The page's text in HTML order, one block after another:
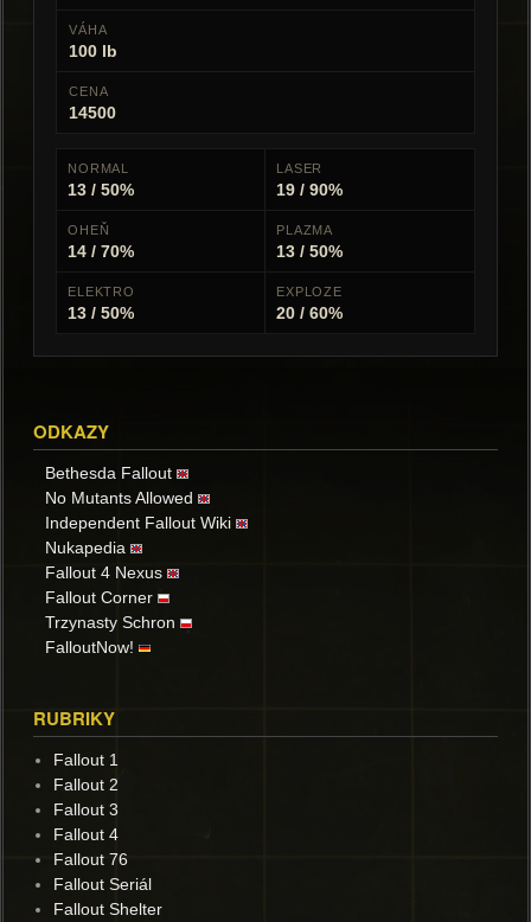
VÁHA
100 lb
CENA
14500
NORMAL
13 / 50%
LASER
19 / 90%
OHEŇ
14 / 70%
PLAZMA
13 / 50%
ELEKTRO
13 / 50%
EXPLOZE
20 / 60%
ODKAZY
Bethesda Fallout
No Mutants Allowed
Independent Fallout Wiki
Nukapedia
Fallout 4 Nexus
Fallout Corner
Trzynasty Schron
FalloutNow!
RUBRIKY
Fallout 1
Fallout 2
Fallout 3
Fallout 4
Fallout 76
Fallout Seriál
Fallout Shelter